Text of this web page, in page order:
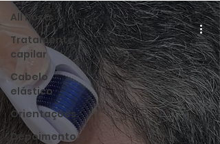
All Posts
Tratamento
capilar
Cabelo
elástico
Orientações
Depoimento